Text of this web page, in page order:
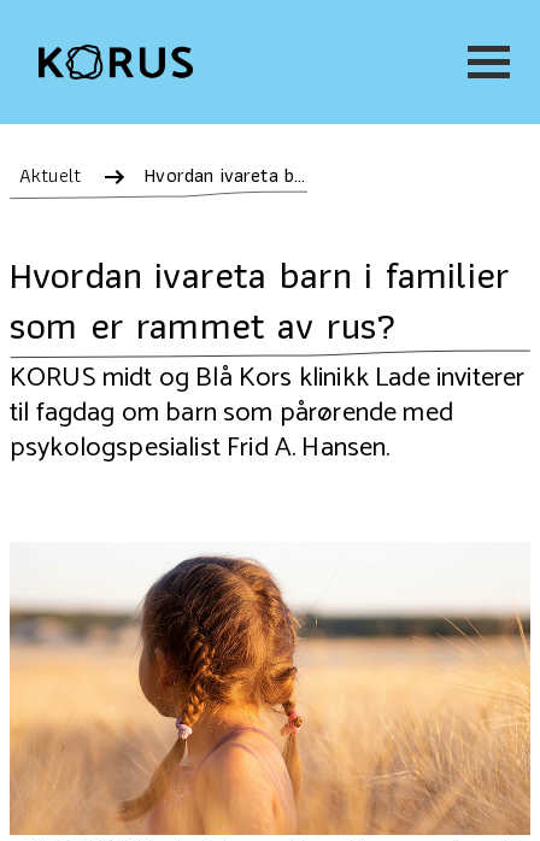
Aktuelt Hvordan ivareta barn i familier som er rammet av rus?
Hvordan ivareta barn i familier
som er rammet av rus?
KORUS midt og Blå Kors klinikk Lade inviterer
til fagdag om barn som pårørende med
psykologspesialist Frid A. Hansen.